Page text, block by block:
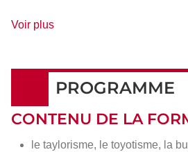
Voir plusde
PROGRAMME
CONTENU DE LA
le taylorisme, le toyotisme, la